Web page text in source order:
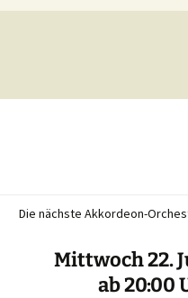
Die nächste Akkordeon-
Mittwoch 22.
ab 20:00